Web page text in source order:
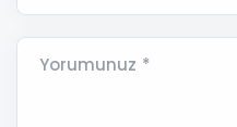
Yorumunuz *